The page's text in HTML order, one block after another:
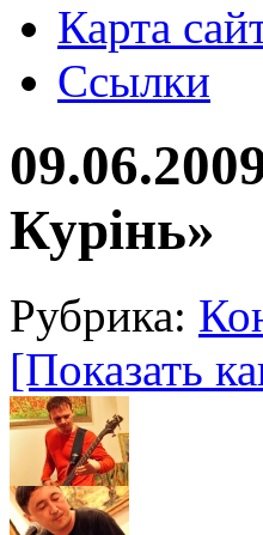
Карта
Ссылки
Курінь»
Рубрика:
[Показать